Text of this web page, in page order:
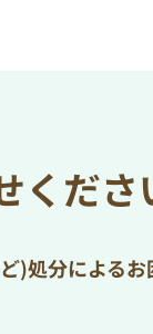
くださ
)処分によるお